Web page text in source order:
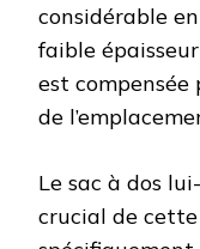
considérable
faible
est
de
Le sac à dos
crucial de cette